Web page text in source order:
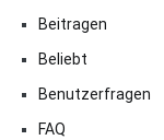
Beitragen
Beliebt
Benutzerfragen
FAQ